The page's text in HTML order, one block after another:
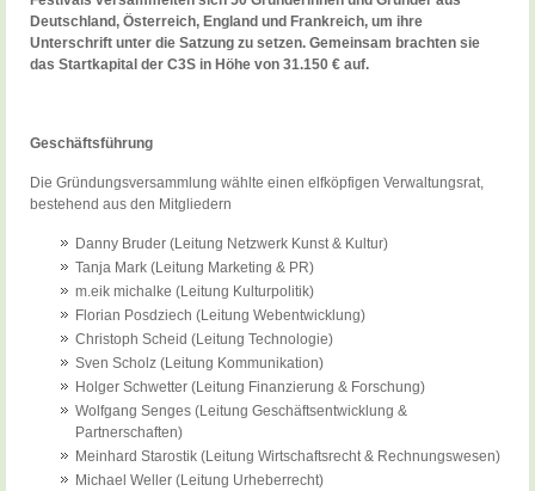
Deutschland, Österreich, England und Frankreich, um ihre
Unterschrift unter die Satzung zu setzen. Gemeinsam brachten sie
das Startkapital der C3S in Höhe von 31.150 € auf.
Geschäftsführung
Die Gründungsversammlung wählte einen elfköpfigen Verwaltungsrat,
bestehend aus den Mitgliedern
Danny Bruder (Leitung Netzwerk Kunst & Kultur)
Tanja Mark (Leitung Marketing & PR)
m.eik michalke (Leitung Kulturpolitik)
Florian Posdziech (Leitung Webentwicklung)
Christoph Scheid (Leitung Technologie)
Sven Scholz (Leitung Kommunikation)
Holger Schwetter (Leitung Finanzierung & Forschung)
Wolfgang Senges (Leitung Geschäftsentwicklung &
Partnerschaften)
Meinhard Starostik (Leitung Wirtschaftsrecht & Rechnungswesen)
Michael Weller (Leitung Urheberrecht)